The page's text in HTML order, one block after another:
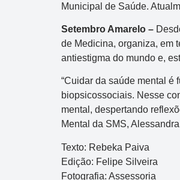
Municipal de Saúde.
Setembro Amarelo –
de Medicina, organiza, em
antiestigma do mundo e,
“Cuidar da saúde mental é
biopsicossociais. Nesse
mental, despertando
Mental da SMS,
Texto: Rebeka Paiva
Edição: Felipe Silveira
Fotografia: Assessoria
Dupla
Concurso 2992
10 14
11 34
Data:
Acumulou:
Próximo